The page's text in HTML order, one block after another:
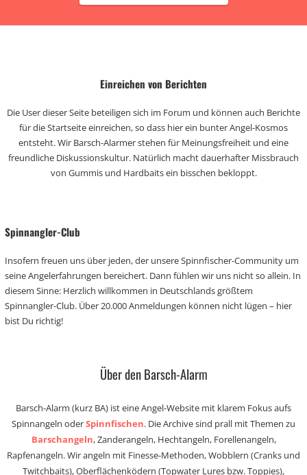
Einreichen von Berichten
Die User dieser Seite beteiligen sich im Forum und können auch Berichte
für die Startseite einreichen, so dass hier ein bunter Angel-Kosmos
entsteht. Wir Barsch-Alarmer stehen für Meinungsfreiheit und eine
freundliche Diskussionskultur. Natürlich macht dauerhafter Missbrauch
von Gummis und Hardbaits ein bisschen bekloppt.
Spinnangler-Club
Insofern freuen uns über jeden, der unsere Spinnfischer-Community um
seine Angelerfahrungen bereichert. Dann fühlen wir uns nicht so allein. In
diesem Sinne: Herzlich willkommen in Deutschlands größtem
Spinnangler-Club. Über 20.000 Anmeldungen können nicht lügen – hier
bist Du richtig!
Über den Barsch-Alarm
Barsch-Alarm (kurz BA) ist eine Angel-Website mit klarem Fokus aufs
Spinnangeln oderSpinnfischen. Die Archive sind prall mit Themen zu
Barschangeln, Zanderangeln, Hechtangeln, Forellenangeln,
Rapfenangeln. Wir angeln mit Finesse-Methoden, Wobblern (Cranks und
Twitchbaits), Oberflächenködern (Topwater Lures bzw. Toppies),